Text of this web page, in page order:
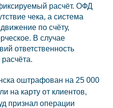
расчёт. ОФД
чека, а система
по счёту,
В случае
ответственность
оштрафован на 25 000
на карту от клиентов,
признал операции